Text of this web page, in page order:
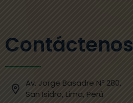
Contáctenos
Av. Jorge Basadre Nº 280,
San Isidro, Lima, Perú